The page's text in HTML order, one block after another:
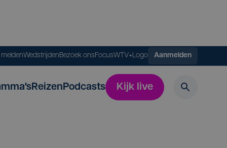
WedstrijdenBezoek onsFocusWTV+Logo Aanmelden
ReizenPodcasts Kijk live